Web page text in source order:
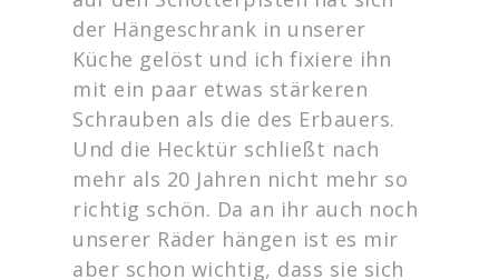
der Hängeschrank in unserer
Küche gelöst und ich fixiere ihn
mit ein paar etwas stärkeren
Schrauben als die des Erbauers.
Und die Hecktür schließt nach
mehr als 20 Jahren nicht mehr so
richtig schön. Da an ihr auch noch
unserer Räder hängen ist es mir
aber schon wichtig, dass sie sich